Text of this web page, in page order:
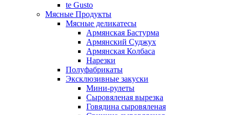
te Gusto
Мясные Продукты
Мясные деликатесы
Армянская Бастурма
Армянский Суджух
Армянская Колбаса
Нарезки
Полуфабрикаты
Эксклюзивные закуски
Мини-рулеты
Сыровяленая вырезка
Говядина сыровяленая